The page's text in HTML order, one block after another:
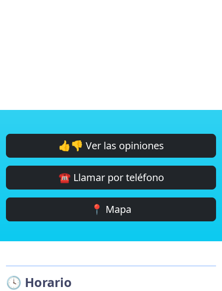
👍👎 Ver las opiniones
☎️ Llamar por teléfono
📍 Mapa
🕓 Horario